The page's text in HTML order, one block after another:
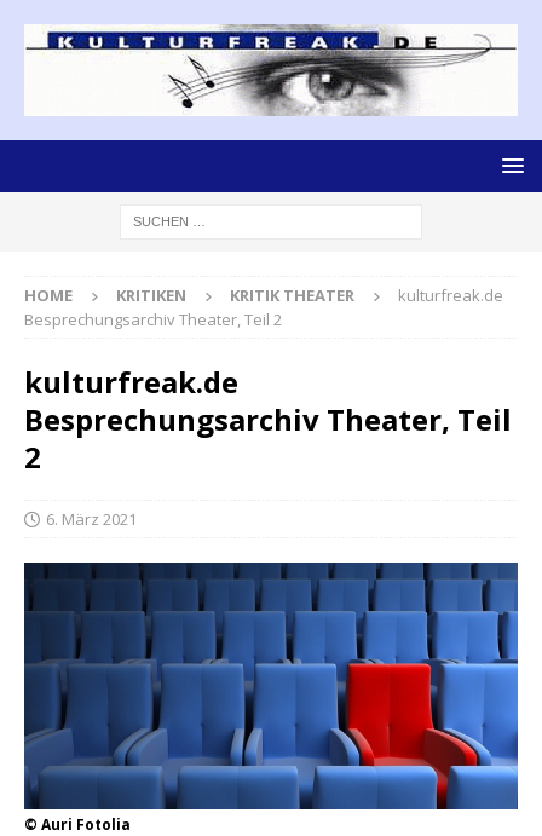
HOME KRITIKEN KRITIK THEATER
kulturfreak.de
Besprechungsarchiv Theater, Teil 2
kulturfreak.de
Besprechungsarchiv Theater, Teil
2
6. März 2021
© Auri Fotolia